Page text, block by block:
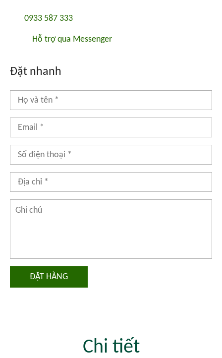
0933 587 333
Hỗ trợ qua Messenger
Đặt nhanh
ĐẶT HÀNG
Chi tiết